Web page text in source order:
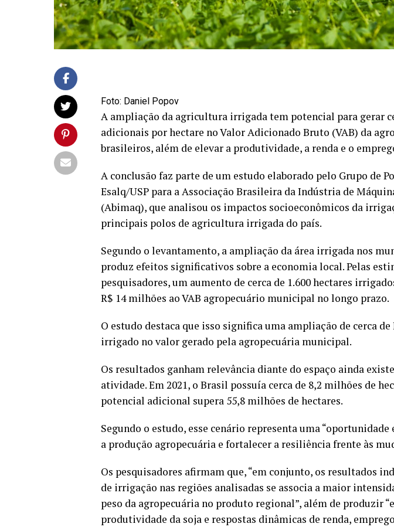
Foto: Daniel Popov
A ampliação da agricultura irrigada tem potencial para gerar
adicionais por hectare no Valor Adicionado Bruto (VAB) da
brasileiros, além de elevar a produtividade, a renda e o
A conclusão faz parte de um estudo elaborado pelo Grupo de
Esalq/USP para a Associação Brasileira da Indústria de
(Abimaq), que analisou os impactos socioeconômicos da
principais polos de agricultura irrigada do país.
Segundo o levantamento, a ampliação da área irrigada nos
produz efeitos significativos sobre a economia local. Pelas
pesquisadores, um aumento de cerca de 1.600 hectares
R$ 14 milhões ao VAB agropecuário municipal no longo prazo.
O estudo destaca que isso significa uma ampliação de cerca de
irrigado no valor gerado pela agropecuária municipal.
Os resultados ganham relevância diante do espaço ainda
atividade. Em 2021, o Brasil possuía cerca de 8,2 milhões de
potencial adicional supera 55,8 milhões de hectares.
Segundo o estudo, esse cenário representa uma
a produção agropecuária e fortalecer a resiliência frente às
Os pesquisadores afirmam que, “em conjunto, os resultados
de irrigação nas regiões analisadas se associa a maior
peso da agropecuária no produto regional”, além de produzir
produtividade da soja e respostas dinâmicas de renda,